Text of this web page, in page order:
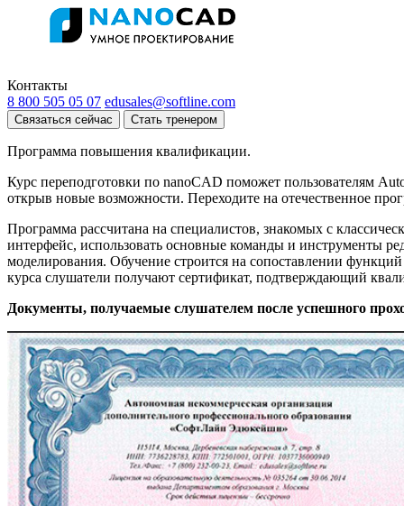
Контакты
8 800 505 05 07 edusales@softline.com
Связаться сейчас Стать тренером
Программа повышения квалификации.
Курс переподготовки по nanoCAD поможет пользователям
открыв новые возможности. Переходите на отечественное
Программа рассчитана на специалистов, знакомых с
интерфейс, использовать основные команды и инструменты
моделирования. Обучение строится на сопоставлении
курса слушатели получают сертификат, подтверждающий
Документы, получаемые слушателем после успешного